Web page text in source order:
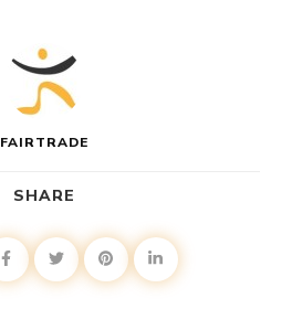
FAIRTRADE
SHARE